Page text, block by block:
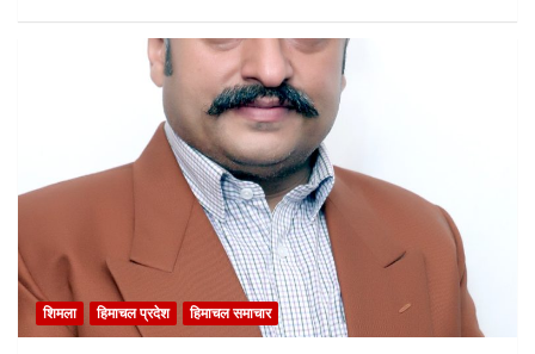
शिमला हिमाचल प्रदेश हिमाचल समाचार